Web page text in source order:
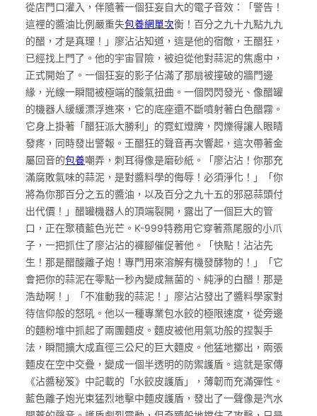
從店門口灌入，伴隨著一個狂妄自大的電子音效：「警告！
這裡的醬油比例嚴重失包養網單次衡！百分之九十九點九九
的醋，才是真理！」廖沾沾知道，這是他的宿敵，王醋狂，
已經找上門了。他的宇宙冒險，被迫從他對蒜泥的焦慮中，
正式開始了。一個狂妄的影子佔滿了那扇被撞破的牆門邊
緣，光線一瞬間被極端的酸氣扭曲。一個閃閃發光、像醋罐
的機器人緩緩漂浮進來，它的底座還不斷噴射著白色醋霧。
它身上掛著「醋狂派大勝利」的霓虹燈牌，閃爍得讓人眼睛
發疼，同時發出警報。王醋狂的聲音再次響起，這次帶著金
屬回音的包養嘲弄，刺耳得像是磨砂紙。「廖沾沾！你那充
滿腐敗氣味的蒜泥，是對醬料學的侮辱！必須淨化！」「你
將為你那百分之五的醬油，以及百分之九十五的邪惡蒜頭付
出代價！」醋罐機器人的頂端裂開，露出了一個巨大的管
口，正在聚積藍色光芒。K-999特務用它穿著燕尾服的小爪
子，一把抓住了廖沾沾的褲腳催促著他。「快點！沾沾先
生！那是醋酸離子炮！專門用來溶解有機發酵物的！」「它
會把你的蒜泥在零點一秒內變成無菌的、純淨的白醋！那是
浩劫啊！」「不准動我的蒜泥！」廖沾沾發出了醬料學家對
待信仰般的怒吼。他以一種專業包水餃的極限速度，從旁邊
的麵粉堆中抓起了兩團麵皮。麵皮被他用氣功般的捏製手
法，瞬間擴大成直徑三公尺的巨大麵皮。他猛地擲出，兩張
麵皮在空中交疊，變成一個半透明的防禦護盾。這就是家傳
《沾醬秘笈》中記載的「水餃皮護盾」，薄韌而充滿彈性。
藍色離子炮光束猛烈地擊中麵皮護盾，發出了一聲像是汽水